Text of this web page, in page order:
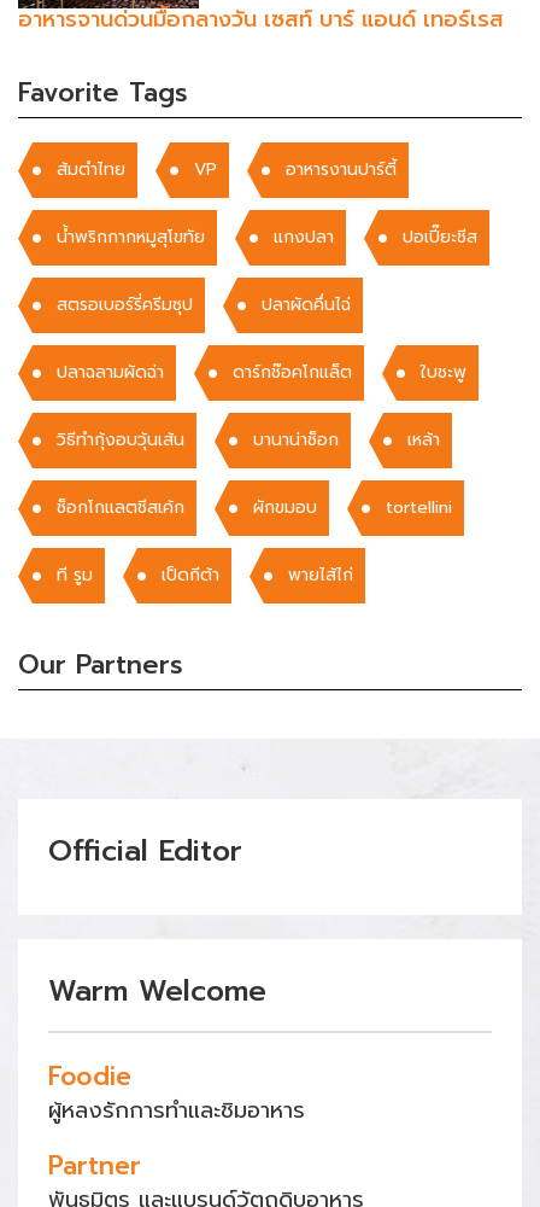
อาหารจานด่วนมื้อกลางวัน เซสท์ บาร์ แอนด์ เทอร์เรส
Favorite Tags
ส้มตำไทย VP อาหารงานปาร์ตี้
น้ำพริกกากหมูสุโขทัย แกงปลา ปอเปี๊ยะชีส
สตรอเบอร์รี่ครีมซุป ปลาผัดคึ่นไฉ่
ปลาฉลามผัดฉ่า ดาร์กช๊อคโกแล็ต ใบชะพู
วิธีทำกุ้งอบวุ้นเส้น บานาน่าช็อก เหล้า
ช็อกโกแลตชีสเค้ก ผักขมอบ tortellini
ที รูม เป็ดกีต้า พายไส้ไก่
Our Partners
Official Editor
Warm Welcome
Foodie
ผู้หลงรักการทำและชิมอาหาร
Partner
พันธมิตร และแบรนด์วัตถุดิบอาหาร